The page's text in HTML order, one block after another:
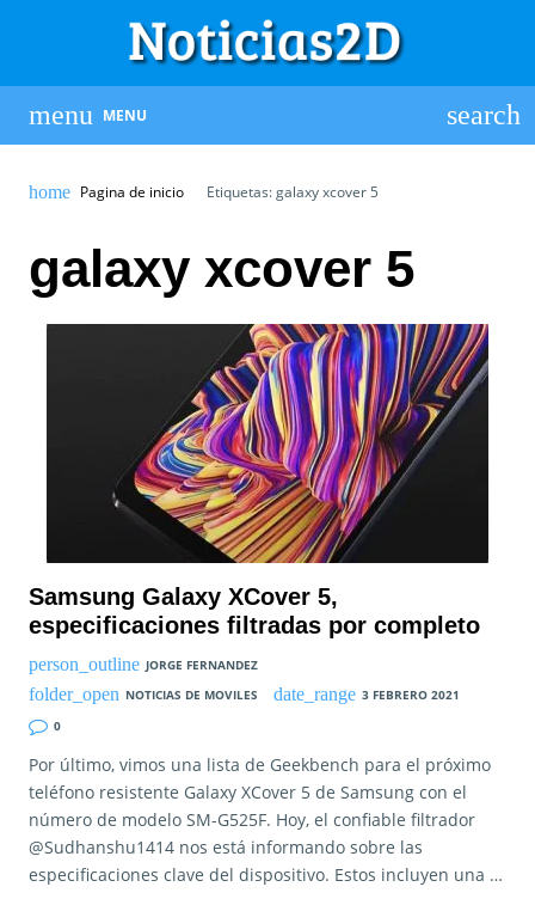
MENU
Pagina de inicio Etiquetas: galaxy xcover 5
galaxy xcover 5
Samsung Galaxy XCover 5,
especificaciones filtradas por completo
JORGE FERNANDEZ
NOTICIAS DE MOVILES
3 FEBRERO 2021
0
Por último, vimos una lista de Geekbench para el próximo
teléfono resistente Galaxy XCover 5 de Samsung con el
número de modelo SM-G525F. Hoy, el confiable filtrador
@Sudhanshu1414 nos está informando sobre las
especificaciones clave del dispositivo. Estos incluyen una …